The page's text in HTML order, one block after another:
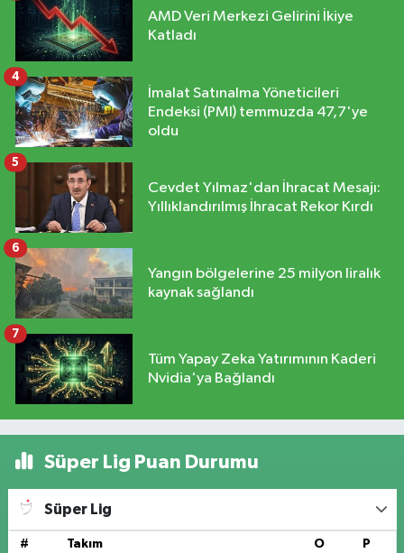
AMD Veri Merkezi Gelirini İkiye
Katladı
İmalat Satınalma Yöneticileri
Endeksi (PMI) temmuzda 47,7'ye
oldu
4
Cevdet Yılmaz'dan İhracat Mesajı:
Yıllıklandırılmış İhracat Rekor Kırdı
5
Yangın bölgelerine 25 milyon liralık
kaynak sağlandı
6
Tüm Yapay Zeka Yatırımının Kaderi
Nvidia'ya Bağlandı
7
Süper Lig Puan Durumu
Süper Lig
# Takım O P